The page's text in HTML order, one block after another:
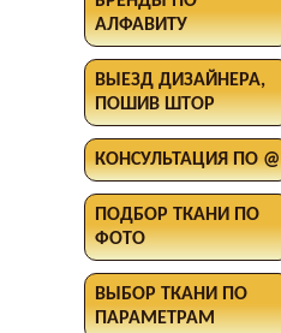
АЛФАВИТУ
ВЫЕЗД ДИЗАЙНЕРА,
ПОШИВ ШТОР
КОНСУЛЬТАЦИЯ ПО @
ПОДБОР ТКАНИ ПО
ФОТО
ВЫБОР ТКАНИ ПО
ПАРАМЕТРАМ